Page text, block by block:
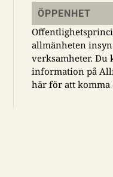
ÖPPENHET
allmänheten
verksamheter. Du
information på
här för att komma